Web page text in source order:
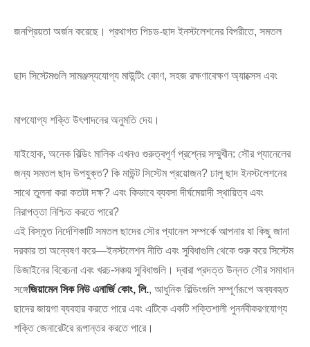
জনপ্রিয়তা অর্জন করেছে। প্রথাগত পিচড-ছাদ ইনস্টলেশনের বিপরীতে, সমতল
ছাদ সিস্টেমগুলি সামঞ্জস্যযোগ্য মাউন্টিং কোণ, সহজ রক্ষণাবেক্ষণ অ্যাক্সেস এবং
মাপযোগ্য শক্তি উৎপাদনের অনুমতি দেয়।
যাইহোক, অনেক বিল্ডিং মালিক এখনও গুরুত্বপূর্ণ প্রশ্নের সম্মুখীন: সৌর প্যানেলের
জন্য সমতল ছাদ উপযুক্ত? কি মাউন্ট সিস্টেম প্রয়োজন? ঢালু ছাদ ইনস্টলেশনের
সাথে তুলনা করা কতটা দক্ষ? এবং কিভাবে ব্যবসা দীর্ঘমেয়াদী স্থায়িত্ব এবং
নিরাপত্তা নিশ্চিত করতে পারে?
এই বিস্তৃত নির্দেশিকাটি সমতল ছাদের সৌর প্যানেল সম্পর্কে আপনার যা কিছু জানা
দরকার তা অন্বেষণ করে—ইনস্টলেশন নীতি এবং সুবিধাগুলি থেকে শুরু করে সিস্টেম
ডিজাইনের বিবেচনা এবং খরচ-সঞ্চয় সুবিধাগুলি। দ্বারা প্রদত্ত উন্নত সৌর সমাধান
সঙ্গেজিয়ামেন সিক নিউ এনার্জি কোং, লি., আধুনিক বিল্ডিংগুলি সম্পূর্ণরূপে অব্যবহৃত
ছাদের জায়গা ব্যবহার করতে পারে এবং এটিকে একটি শক্তিশালী পুনর্নবীকরণযোগ্য
শক্তি জেনারেটরে রূপান্তর করতে পারে।